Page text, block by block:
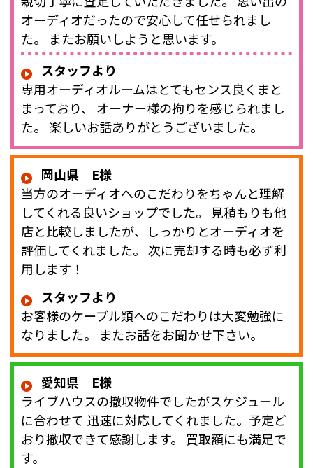
オーディオだったので安心して任せられまし
た。 またお願いしようと思います。
スタッフより
専用オーディオルームはとてもセンス良くまと
まっており、 オーナー様の拘りを感じられまし
た。 楽しいお話ありがとうございました。
岡山県 E様
当方のオーディオへのこだわりをちゃんと理解
してくれる良いショップでした。 見積もりも他
店と比較しましたが、しっかりとオーディオを
評価してくれました。 次に売却する時も必ず利
用します！
スタッフより
お客様のケーブル類へのこだわりは大変勉強に
なりました。 またお話をお聞かせ下さい。
愛知県 E様
ライブハウスの撤収物件でしたがスケジュール
に合わせて 迅速に対応してくれました。予定ど
おり撤収できて感謝します。 買取額にも満足で
す。